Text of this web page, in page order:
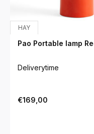
HAY
Pao Portable lamp
Deliverytime
€169,00